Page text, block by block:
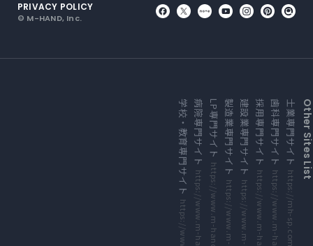
外部サイトにリンクします
外部サイトにリンクしま
外部サイトにリンク
外部サイトにリ
外部サイト
外部サ
外
PRIVACY POLICY
© M-HAND, Inc.
Other
士業専門サイト
https://mh-sp.com/
外部サイトにリンクします
歯科専門サイト
外部サイトにリンクします
採用専門サイト
外部サイトにリンクします
建設業専門サイト
外部サイトにリンクします
製造業専門サイト
外部サイトにリンクします
LP専門サイト
外部サイトにリンクします
病院専門サイト
外部サイトにリンクします
学校・教育専門サイト
外部サイトにリンクします